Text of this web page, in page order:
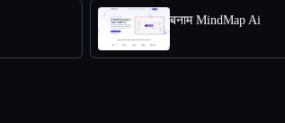
बनाम MindMap Ai